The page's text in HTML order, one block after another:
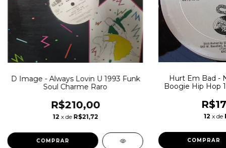
D Image - Always Lovin U 1993 Funk
Soul Charme Raro
R$210,00
12 x de R$21,72
Hurt Em Bad -
Boogie Hip Hop
12 x de